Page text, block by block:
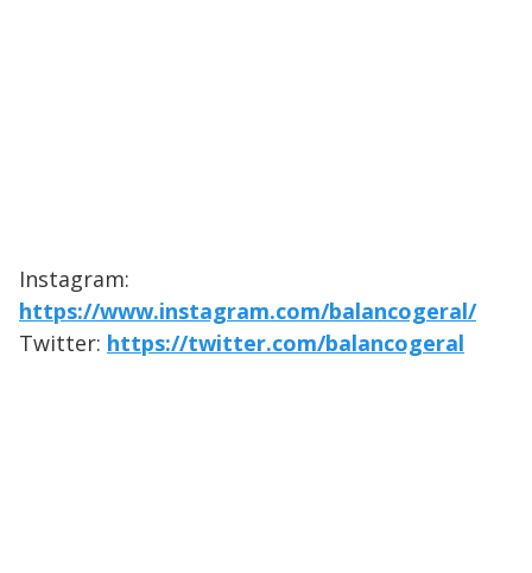
Instagram:
https://www.instagram.com/balancogeral/
Twitter: https://twitter.com/balancogeral